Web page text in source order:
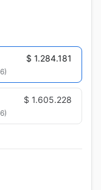
$ 1.284.181
$ 1.605.228